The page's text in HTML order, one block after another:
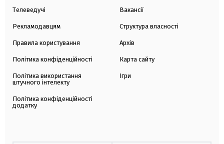
Телеведучі
Рекламодавцям
Правила користування
Політика конфіденційності
Політика використання
штучного інтелекту
Політика конфіденційності
додатку
Вакансії
Структура власності
Архів
Карта сайту
Ігри